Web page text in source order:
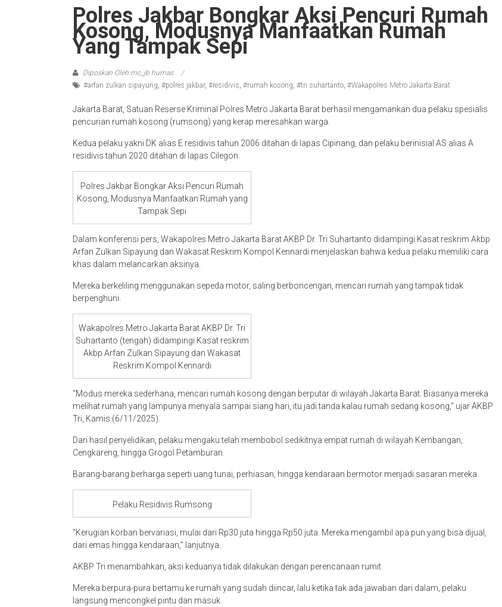
Polres Jakbar Bongkar Aksi Pencuri Rumah
Kosong, Modusnya Manfaatkan Rumah
Yang Tampak Sepi
Diposkan Oleh:mc_jb humas
#arfan zulkan sipayung, #polres jakbar, #residivis, #rumah kosong, #tri suhartanto, #Wakapolres Metro Jakarta Barat
Jakarta Barat, Satuan Reserse Kriminal Polres Metro Jakarta Barat berhasil mengamankan dua pelaku spesialis
pencurian rumah kosong (rumsong) yang kerap meresahkan warga.
Kedua pelaku yakni DK alias E residivis tahun 2006 ditahan di lapas Cipinang, dan pelaku berinisial AS alias A
residivis tahun 2020 ditahan di lapas Cilegon.
Polres Jakbar Bongkar Aksi Pencuri Rumah
Kosong, Modusnya Manfaatkan Rumah yang
Tampak Sepi
Dalam konferensi pers, Wakapolres Metro Jakarta Barat AKBP Dr. Tri Suhartanto didampingi Kasat reskrim Akbp
Arfan Zulkan Sipayung dan Wakasat Reskrim Kompol Kennardi menjelaskan bahwa kedua pelaku memiliki cara
khas dalam melancarkan aksinya.
Mereka berkeliling menggunakan sepeda motor, saling berboncengan, mencari rumah yang tampak tidak
berpenghuni.
Wakapolres Metro Jakarta Barat AKBP Dr. Tri
Suhartanto (tengah) didampingi Kasat reskrim
Akbp Arfan Zulkan Sipayung dan Wakasat
Reskrim Kompol Kennardi
“Modus mereka sederhana, mencari rumah kosong dengan berputar di wilayah Jakarta Barat. Biasanya mereka
melihat rumah yang lampunya menyala sampai siang hari, itu jadi tanda kalau rumah sedang kosong,” ujar AKBP
Tri, Kamis (6/11/2025).
Dari hasil penyelidikan, pelaku mengaku telah membobol sedikitnya empat rumah di wilayah Kembangan,
Cengkareng, hingga Grogol Petamburan.
Barang-barang berharga seperti uang tunai, perhiasan, hingga kendaraan bermotor menjadi sasaran mereka.
Pelaku Residivis Rumsong
“Kerugian korban bervariasi, mulai dari Rp30 juta hingga Rp50 juta. Mereka mengambil apa pun yang bisa dijual,
dari emas hingga kendaraan,” lanjutnya.
AKBP Tri menambahkan, aksi keduanya tidak dilakukan dengan perencanaan rumit.
Mereka berpura-pura bertamu ke rumah yang sudah diincar, lalu ketika tak ada jawaban dari dalam, pelaku
langsung mencongkel pintu dan masuk.